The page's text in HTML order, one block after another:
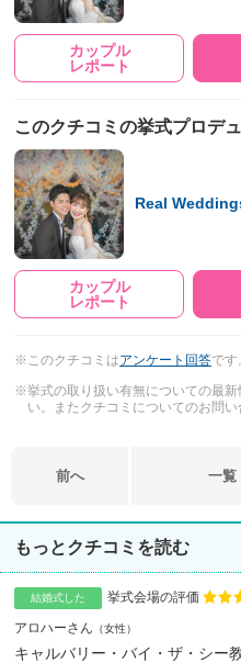
カップル
レポート
このクチコミの挙式プロデ
Real
カップル
レポート
※このクチコミはアンケート回答です
※挙式の取り扱い有無についての最
い。またクチコミについてのお問い
前へ 一覧
もっとクチコミを読む
結婚式した 挙式会場の評価
アロハーさん 女性
キャルバリー・バイ・ザ・シー